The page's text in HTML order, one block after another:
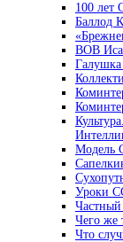
100 лет
Баллод
ВОВ
Модель
Уроки
Чего же
Что